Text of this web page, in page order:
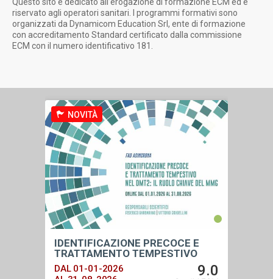
riservato agli operatori sanitari. I programmi formativi sono
organizzati da Dynamicom Education Srl, ente di formazione
con accreditamento Standard certificato dalla commissione
ECM con il numero identificativo 181.
NOVITÀ
IDENTIFICAZIONE PRECOCE E
TRATTAMENTO TEMPESTIVO
NEL DMT2: IL RUOLO CHIAVE DEL
MMG - 2026
DAL 01-01-2026
9.0